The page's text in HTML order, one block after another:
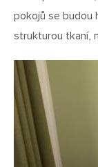
pokojů se budou
strukturou tkaní,